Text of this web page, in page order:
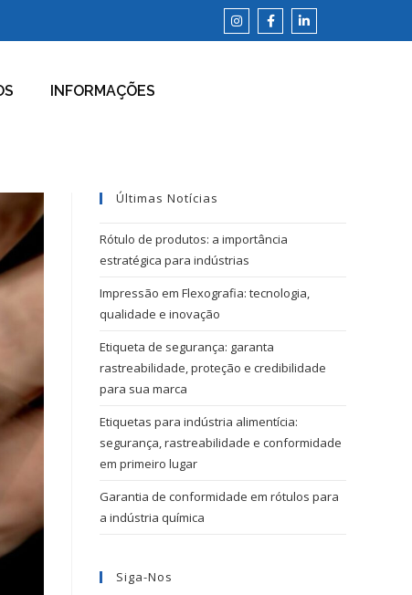
INFORMAÇÕES
Últimas Notícias
Rótulo de produtos: a importância
estratégica para indústrias
Impressão em Flexografia: tecnologia,
qualidade e inovação
Etiqueta de segurança: garanta
rastreabilidade, proteção e credibilidade
para sua marca
Etiquetas para indústria alimentícia:
segurança, rastreabilidade e conformidade
em primeiro lugar
Garantia de conformidade em rótulos para
a indústria química
Siga-Nos